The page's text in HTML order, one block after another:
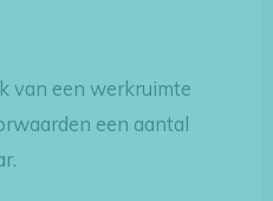
van een werkruimte
een aantal